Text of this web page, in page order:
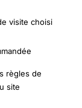
visite choisi
règles de
site